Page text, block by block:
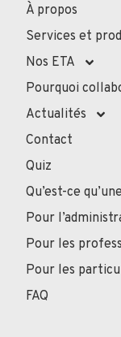
À propos
Services et
Nos ETA
Pourquoi
Actualités
Contact
Quiz
Qu’est-ce
Pour
Pour les
Pour les
FAQ